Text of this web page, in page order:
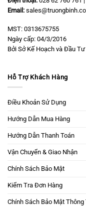
Email:
MST: 0313675755
Ngày cấp: 04/3/2016
Bởi Sở Kế Hoạch và Đầu Tư
Hỗ Trợ Khách Hàng
Điều Khoản Sử Dụng
Hướng Dẫn Mua Hàng
Hướng Dẫn Thanh Toán
Vận Chuyển & Giao Nhận
Chính Sách Bảo Mật
Kiểm Tra Đơn Hàng
Chính Sách Bảo Mật Thông